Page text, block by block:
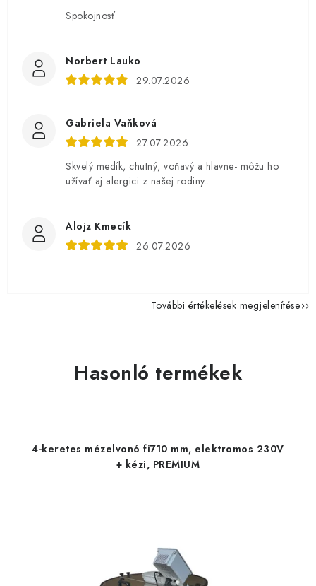
Spokojnosť
Norbert Lauko
29.07.2026
Gabriela Vaňková
27.07.2026
Skvelý medík, chutný, voňavý a hlavne- môžu ho
užívať aj alergici z našej rodiny..
Alojz Kmecík
26.07.2026
További értékelések megjelenítése
Hasonló termékek
4-keretes mézelvonó fi710 mm, elektromos 230V
+ kézi, PREMIUM